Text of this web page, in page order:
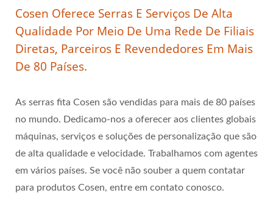
Cosen Oferece Serras E Serviços De Alta
Qualidade Por Meio De Uma Rede De Filiais
Diretas, Parceiros E Revendedores Em Mais
De 80 Países.
As serras fita Cosen são vendidas para mais de 80 países
no mundo. Dedicamo-nos a oferecer aos clientes globais
máquinas, serviços e soluções de personalização que são
de alta qualidade e velocidade. Trabalhamos com agentes
em vários países. Se você não souber a quem contatar
para produtos Cosen, entre em contato conosco.